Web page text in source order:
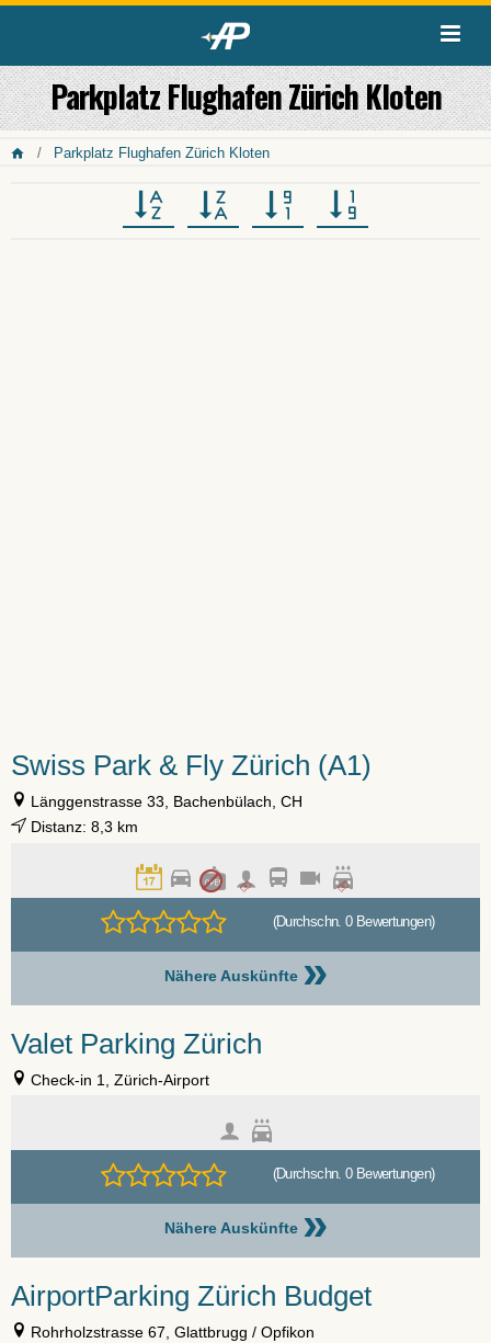
Parkplatz Flughafen Zürich Kloten
Parkplatz Flughafen Zürich Kloten
Swiss Park & Fly Zürich (A1)
Länggenstrasse 33, Bachenbülach, CH
Distanz: 8,3 km
(Durchschn. 0 Bewertungen)
Nähere Auskünfte »
Valet Parking Zürich
Check-in 1, Zürich-Airport
(Durchschn. 0 Bewertungen)
Nähere Auskünfte »
AirportParking Zürich Budget
Rohrholzstrasse 67, Glattbrugg / Opfikon